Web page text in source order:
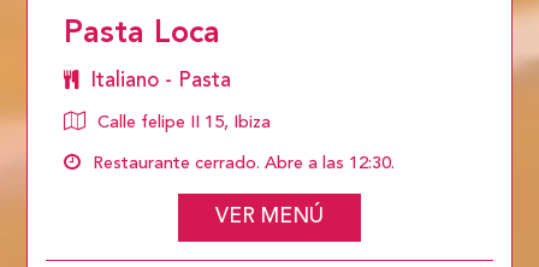
Pasta Loca
Italiano - Pasta
Calle felipe II 15, Ibiza
Restaurante cerrado. Abre a las 12:30.
VER MENÚ